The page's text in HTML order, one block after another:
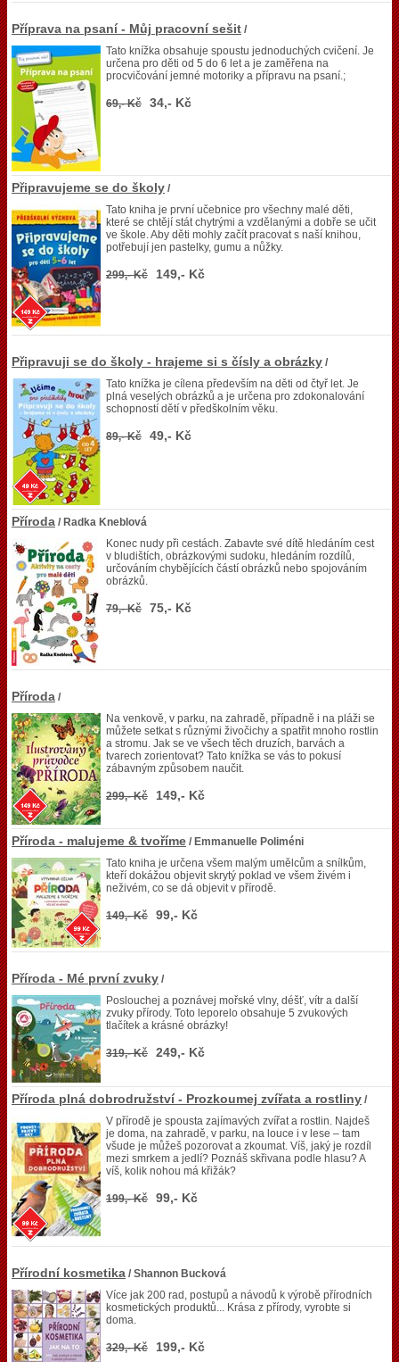
Příprava na psaní - Můj pracovní sešit /
Tato knížka obsahuje spoustu jednoduchých cvičení. Je
určena pro děti od 5 do 6 let a je zaměřena na
procvičování jemné motoriky a přípravu na psaní.;
69,- Kč 34,- Kč
Připravujeme se do školy /
Tato kniha je první učebnice pro všechny malé děti,
které se chtějí stát chytrými a vzdělanými a dobře se učit
ve škole. Aby děti mohly začít pracovat s naší knihou,
potřebují jen pastelky, gumu a nůžky.
299,- Kč 149,- Kč
Připravuji se do školy - hrajeme si s čísly a obrázky /
Tato knížka je cílena především na děti od čtyř let. Je
plná veselých obrázků a je určena pro zdokonalování
schopností dětí v předškolním věku.
89,- Kč 49,- Kč
Příroda / Radka Kneblová
Konec nudy při cestách. Zabavte své dítě hledáním cest
v bludištích, obrázkovými sudoku, hledáním rozdílů,
určováním chybějících částí obrázků nebo spojováním
obrázků.
79,- Kč 75,- Kč
Příroda /
Na venkově, v parku, na zahradě, případně i na pláži se
můžete setkat s různými živočichy a spatřit mnoho rostlin
a stromu. Jak se ve všech těch druzích, barvách a
tvarech zorientovat? Tato knížka se vás to pokusí
zábavným způsobem naučit.
299,- Kč 149,- Kč
Příroda - malujeme & tvoříme / Emmanuelle Poliméni
Tato kniha je určena všem malým umělcům a snílkům,
kteří dokážou objevit skrytý poklad ve všem živém i
neživém, co se dá objevit v přírodě.
149,- Kč 99,- Kč
Příroda - Mé první zvuky /
Poslouchej a poznávej mořské vlny, déšť, vítr a další
zvuky přírody. Toto leporelo obsahuje 5 zvukových
tlačítek a krásné obrázky!
319,- Kč 249,- Kč
Příroda plná dobrodružství - Prozkoumej zvířata a rostliny /
V přírodě je spousta zajímavých zvířat a rostlin. Najdeš
je doma, na zahradě, v parku, na louce i v lese – tam
všude je můžeš pozorovat a zkoumat. Víš, jaký je rozdíl
mezi smrkem a jedlí? Poznáš skřivana podle hlasu? A
víš, kolik nohou má křižák?
199,- Kč 99,- Kč
Přírodní kosmetika / Shannon Bucková
Více jak 200 rad, postupů a návodů k výrobě přírodních
kosmetických produktů... Krása z přírody, vyrobte si
doma.
329,- Kč 199,- Kč